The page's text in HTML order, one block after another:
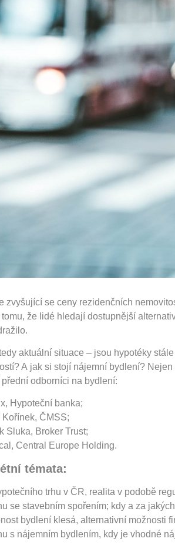
zvyšující se ceny rezidenčních
že lidé hledají dostupnější
aktuální situace – jsou hypotéky
A jak si stojí nájemní bydlení?
odborníci na bydlení:
Hypoteční banka;
Kořínek, ČMSS;
Sluka, Broker Trust;
Central Europe Holding.
témata:
trhu v ČR, realita v podobě
se stavebním spořením; kdy a za
bydlení klesá, alternativní možnosti
s nájemním bydlením, kdy je vhodné